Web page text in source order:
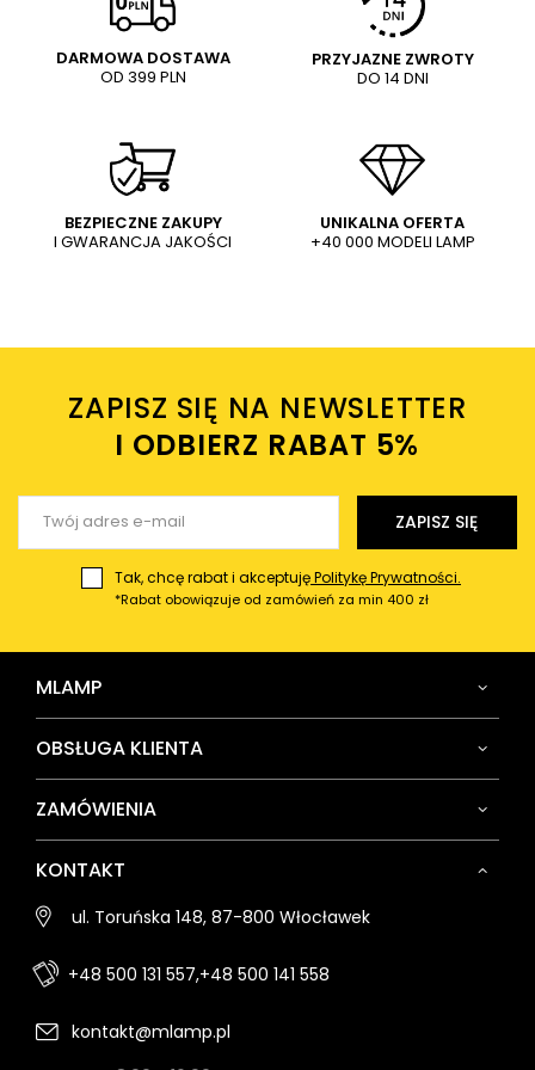
3000-6500K pilot biała
1 149,00 PLN
6500K pilot czarna
799,00 PLN
Treść twojej opinii
Dodaj własne zdjęcie produktu:
Twoje imię
Twój email
DARMOWA DOSTAWA
OD 399 PLN
PRZYJAZNE ZWROTY
DO 14 DNI
BEZPIECZNE ZAKUPY
I GWARANCJA JAKOŚCI
UNIKALNA OFERTA
+40 000 MODELI LAMP
ZAPISZ SIĘ NA NEWSLETTER
I ODBIERZ RABAT 5%ㅤ
ZAPISZ SIĘ
Tak, chcę rabat i akceptujęPolitykę Prywatności.
*Rabat obowiązuje od zamówień za min 400 zł
MLAMP
OBSŁUGA KLIENTA
ZAMÓWIENIA
KONTAKT
ul. Toruńska 148, 87-800 Włocławek
+48 500 131 557,+48 500 141 558
kontakt@mlamp.pl